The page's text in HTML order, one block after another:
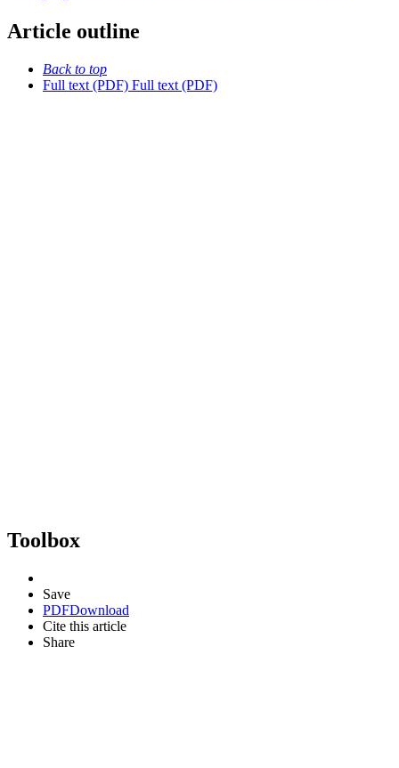
Article outline
Back to top
Full text (PDF) Full text (PDF)
Toolbox
Save
PDFDownload
Cite this article
Share